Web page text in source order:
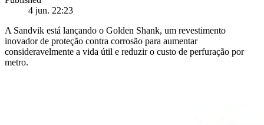
4 jun. 22:23
A Sandvik está lançando o Golden Shank, um revestimento
inovador de proteção contra corrosão para aumentar
consideravelmente a vida útil e reduzir o custo de perfuração por
metro.